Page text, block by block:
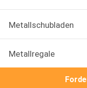
Metallschubladen
Metallregale